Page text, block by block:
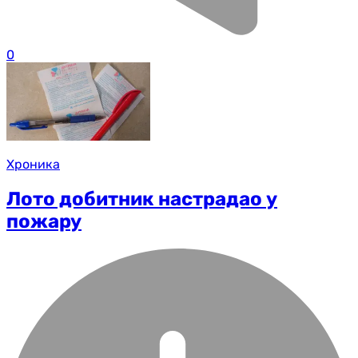
0
Хроника
Лото добитник настрадао у
пожару